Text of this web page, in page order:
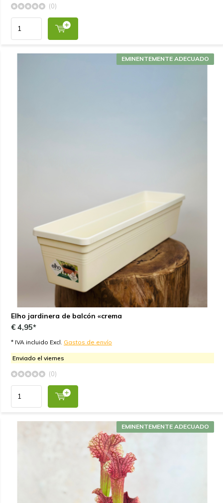
(0)
Elho jardinera de balcón «crema
EMINENTEMENTE ADECUADO
€ 4,95*
* IVA incluido Excl. Gastos de envío
Enviado el viernes
(0)
EMINENTEMENTE ADECUADO